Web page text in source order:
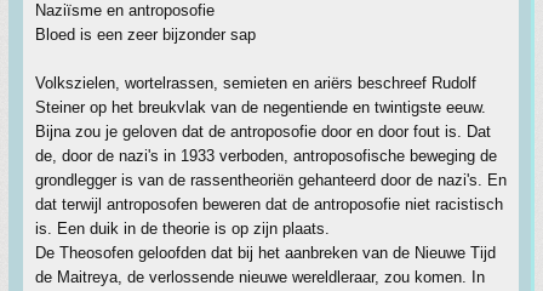
Naziïsme en antroposofie
Bloed is een zeer bijzonder sap
Volkszielen, wortelrassen, semieten en ariërs beschreef Rudolf
Steiner op het breukvlak van de negentiende en twintigste eeuw.
Bijna zou je geloven dat de antroposofie door en door fout is. Dat
de, door de nazi's in 1933 verboden, antroposofische beweging de
grondlegger is van de rassentheoriën gehanteerd door de nazi's. En
dat terwijl antroposofen beweren dat de antroposofie niet racistisch
is. Een duik in de theorie is op zijn plaats.
De Theosofen geloofden dat bij het aanbreken van de Nieuwe Tijd
de Maitreya, de verlossende nieuwe wereldleraar, zou komen. In